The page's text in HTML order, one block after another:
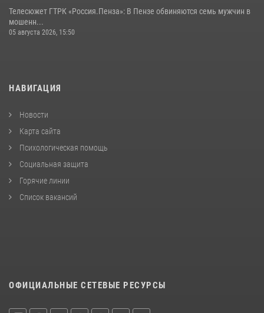
Телесюжет ГТРК «Россия.Пенза»: В Пензе обвиняются семь мужчин в
мошенн...
05 августа 2026, 15:50
НАВИГАЦИЯ
Новости
Карта сайта
Психологическая помощь
Социальная защита
Горячие линии
Список вакансий
ОФИЦИАЛЬНЫЕ СЕТЕВЫЕ РЕСУРСЫ